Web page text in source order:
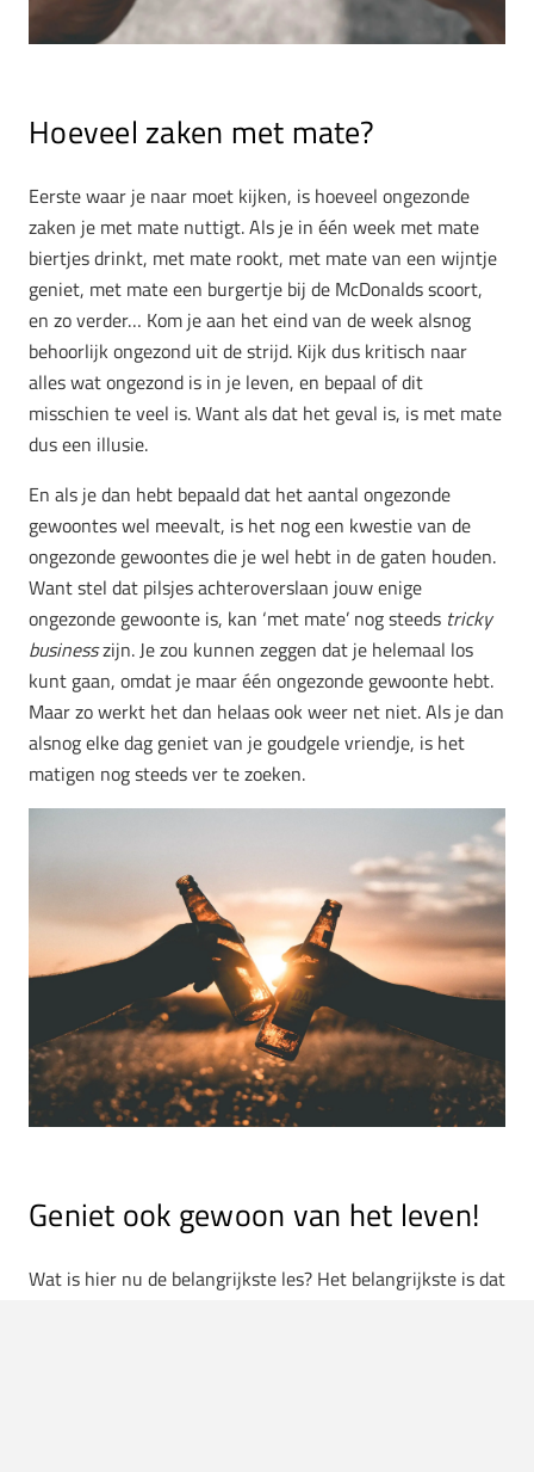
Hoeveel zaken met mate?
Eerste waar je naar moet kijken, is hoeveel ongezonde
zaken je met mate nuttigt. Als je in één week met mate
biertjes drinkt, met mate rookt, met mate van een wijntje
geniet, met mate een burgertje bij de McDonalds scoort,
en zo verder… Kom je aan het eind van de week alsnog
behoorlijk ongezond uit de strijd. Kijk dus kritisch naar
alles wat ongezond is in je leven, en bepaal of dit
misschien te veel is. Want als dat het geval is, is met mate
dus een illusie.
En als je dan hebt bepaald dat het aantal ongezonde
gewoontes wel meevalt, is het nog een kwestie van de
ongezonde gewoontes die je wel hebt in de gaten houden.
Want stel dat pilsjes achteroverslaan jouw enige
ongezonde gewoonte is, kan ‘met mate’ nog steeds tricky
businesszijn. Je zou kunnen zeggen dat je helemaal los
kunt gaan, omdat je maar één ongezonde gewoonte hebt.
Maar zo werkt het dan helaas ook weer net niet. Als je dan
alsnog elke dag geniet van je goudgele vriendje, is het
matigen nog steeds ver te zoeken.
Geniet ook gewoon van het leven!
Wat is hier nu de belangrijkste les? Het belangrijkste is dat